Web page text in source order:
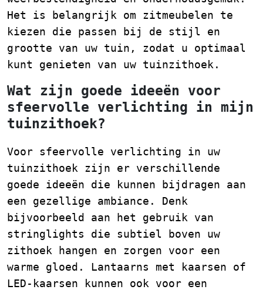
Het is belangrijk om zitmeubelen te
kiezen die passen bij de stijl en
grootte van uw tuin, zodat u optimaal
kunt genieten van uw tuinzithoek.
Wat zijn goede ideeën voor
sfeervolle verlichting in mijn
tuinzithoek?
Voor sfeervolle verlichting in uw
tuinzithoek zijn er verschillende
goede ideeën die kunnen bijdragen aan
een gezellige ambiance. Denk
bijvoorbeeld aan het gebruik van
stringlights die subtiel boven uw
zithoek hangen en zorgen voor een
warme gloed. Lantaarns met kaarsen of
LED-kaarsen kunnen ook voor een